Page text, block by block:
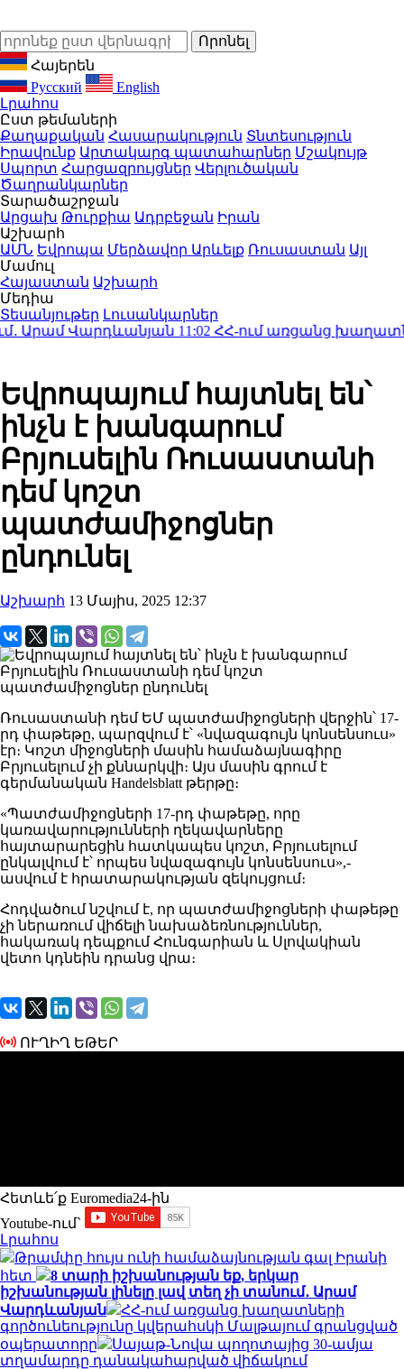
Հայերեն
Русский
English
Լրահոս
Ըստ թեմաների
Քաղաքական Հասարակություն Տնտեսություն
Իրավունք Արտակարգ պատահարներ Մշակույթ
Սպորտ Հարցազրույցներ Վերլուծական
Ծաղրանկարներ
Տարածաշրջան
Արցախ Թուրքիա Ադրբեջան Իրան
Աշխարհ
ԱՄՆ Եվրոպա Մերձավոր Արևելք Ռուսաստան Այլ
Մամուլ
Հայաստան Աշխարհ
Մեդիա
Տեսանյութեր Լուսանկարներ
Արամ Վարդևանյան11:02ՀՀ-ում առցանց
Եվրոպայում հայտնել են՝
ինչն է խանգարում
Բրյուսելին Ռուսաստանի
դեմ կոշտ
պատժամիջոցներ
ընդունել
Աշխարհ 13 Մայիս, 2025 12:37
Ռուսաստանի դեմ ԵՄ պատժամիջոցների վերջին՝ 17-
րդ փաթեթը, պարզվում է՝ «նվազագույն կոնսենսուս»
էր։ Կոշտ միջոցների մասին համաձայնագիրը
Բրյուսելում չի քննարկվի։ Այս մասին գրում է
գերմանական Handelsblatt թերթը։
«Պատժամիջոցների 17-րդ փաթեթը, որը
կառավարությունների ղեկավարները
հայտարարեցին հատկապես կոշտ, Բրյուսելում
ընկալվում է՝ որպես նվազագույն կոնսենսուս»,-
ասվում է հրատարակության զեկույցում։
Հոդվածում նշվում է, որ պատժամիջոցների փաթեթը
չի ներառում վիճելի նախաձեռնություններ,
հակառակ դեպքում Հունգարիան և Սլովակիան
վետո կդնեին դրանց վրա։
ՈՒՂԻՂ ԵԹԵՐ
Հետևե՛ք Euromedia24-ին
Youtube-ում`
Լրահոս
Թրամփը հույս ունի համաձայնության գալ Իրանի
հետ
8 տարի իշխանության եք, երկար
իշխանության լինելը լավ տեղ չի տանում․ Արամ
Վարդևանյան
ՀՀ-ում առցանց խաղատների
գործունեությունը կվերահսկի Մալթայում գրանցված
օպերատորը
Սայաթ-Նովա պողոտայից 30-ամյա
տղամարդը դանակահարված վիճակում